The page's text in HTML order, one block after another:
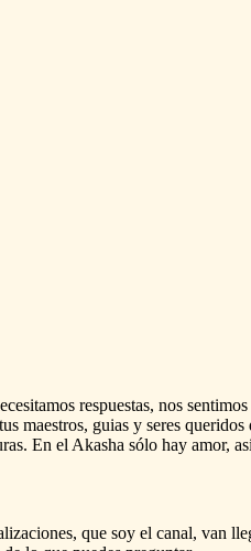
respuestas, nos sentimos
tus maestros, guias y seres queridos
En el Akasha sólo hay amor,
que soy el canal, van